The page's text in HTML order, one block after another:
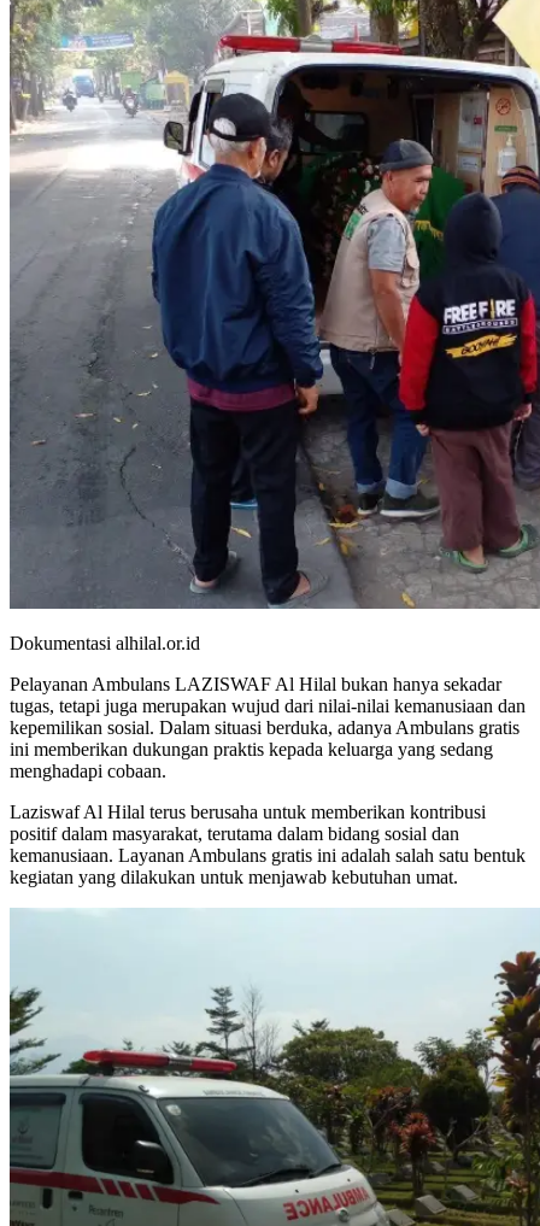
Dokumentasi alhilal.or.id
Pelayanan Ambulans LAZISWAF Al Hilal bukan hanya sekadar
tugas, tetapi juga merupakan wujud dari nilai-nilai kemanusiaan dan
kepemilikan sosial. Dalam situasi berduka, adanya Ambulans gratis
ini memberikan dukungan praktis kepada keluarga yang sedang
menghadapi cobaan.
Laziswaf Al Hilal terus berusaha untuk memberikan kontribusi
positif dalam masyarakat, terutama dalam bidang sosial dan
kemanusiaan. Layanan Ambulans gratis ini adalah salah satu bentuk
kegiatan yang dilakukan untuk menjawab kebutuhan umat.